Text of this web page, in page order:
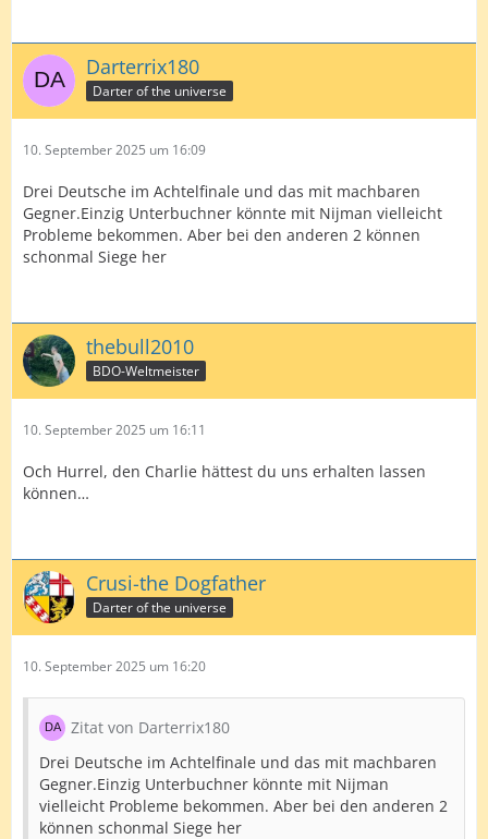
Darterrix180
Darter of the universe
10. September 2025 um 16:09
Drei Deutsche im Achtelfinale und das mit machbaren
Gegner.Einzig Unterbuchner könnte mit Nijman vielleicht
Probleme bekommen. Aber bei den anderen 2 können
schonmal Siege her
thebull2010
BDO-Weltmeister
10. September 2025 um 16:11
Och Hurrel, den Charlie hättest du uns erhalten lassen
können…
Crusi-the Dogfather
Darter of the universe
10. September 2025 um 16:20
Zitat von Darterrix180
Drei Deutsche im Achtelfinale und das mit machbaren
Gegner.Einzig Unterbuchner könnte mit Nijman
vielleicht Probleme bekommen. Aber bei den anderen 2
können schonmal Siege her